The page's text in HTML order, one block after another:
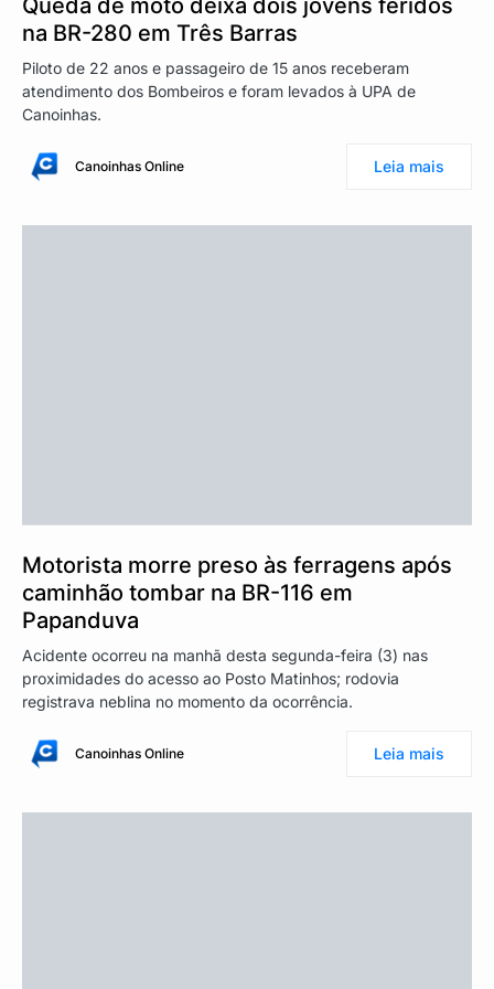
Queda de moto deixa dois jovens feridos
na BR-280 em Três Barras
Piloto de 22 anos e passageiro de 15 anos receberam
atendimento dos Bombeiros e foram levados à UPA de
Canoinhas.
Canoinhas Online Leia mais
Motorista morre preso às ferragens após
caminhão tombar na BR-116 em
Papanduva
Acidente ocorreu na manhã desta segunda-feira (3) nas
proximidades do acesso ao Posto Matinhos; rodovia
registrava neblina no momento da ocorrência.
Canoinhas Online Leia mais